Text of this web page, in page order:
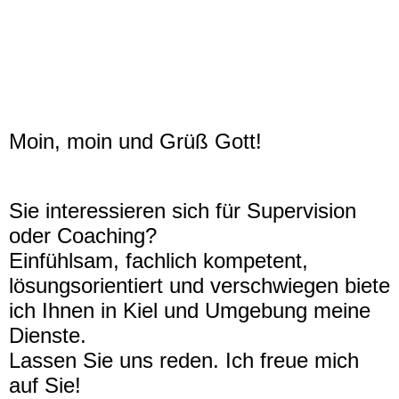
Moin, moin und Grüß Gott!
Sie interessieren sich für Supervision
oder Coaching?
Einfühlsam, fachlich kompetent,
lösungsorientiert und verschwiegen biete
ich Ihnen in Kiel und Umgebung meine
Dienste.
Lassen Sie uns reden. Ich freue mich
auf Sie!